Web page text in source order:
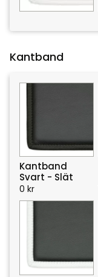
Kantband
Kantband
Svart - Slät
0 kr